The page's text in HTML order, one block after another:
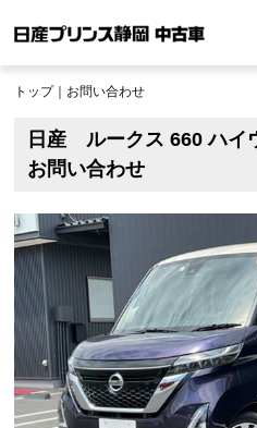
トップ｜お問い合わせ
日産 ルークス 660 ハイ
お問い合わせ